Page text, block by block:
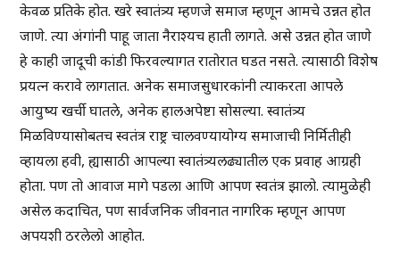
केवळ प्रतिके होत. खरे स्वातंत्र्य म्हणजे समाज म्हणून आमचे उन्नत होत
जाणे. त्या अंगांनी पाहू जाता नैराश्यच हाती लागते. असे उन्नत होत जाणे
हे काही जादूची कांडी फिरवल्यागत रातोरात घडत नसते. त्यासाठी विशेष
प्रयत्न करावे लागतात. अनेक समाजसुधारकांनी त्याकरता आपले
आयुष्य खर्ची घातले, अनेक हालअपेष्टा सोसल्या. स्वातंत्र्य
मिळविण्यासोबतच स्वतंत्र राष्ट्र चालवण्यायोग्य समाजाची निर्मितीही
व्हायला हवी, ह्यासाठी आपल्या स्वातंत्र्यलढ्यातील एक प्रवाह आग्रही
होता. पण तो आवाज मागे पडला आणि आपण स्वतंत्र झालो. त्यामुळेही
असेल कदाचित, पण सार्वजनिक जीवनात नागरिक म्हणून आपण
अपयशी ठरलेलो आहोत.